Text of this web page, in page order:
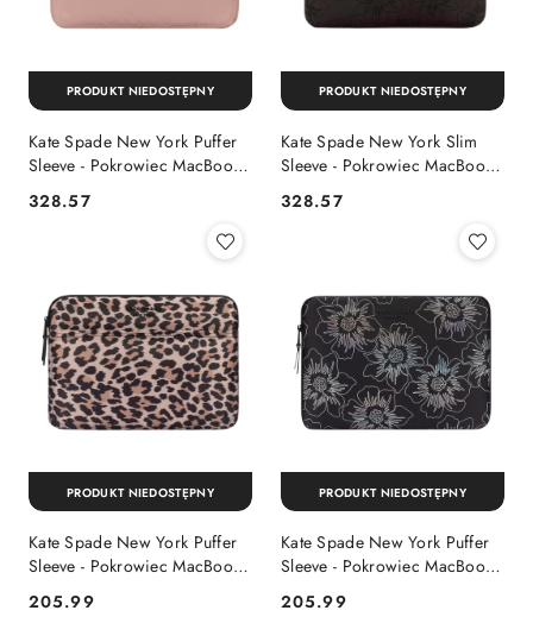
Kate Spade New York Puffer
Sleeve - Pokrowiec MacBook
(Madison Rouge Nylon)
Cena:
328.57
PRODUKT NIEDOSTĘPNY
Kate Spade New York Slim
Sleeve - Pokrowiec MacBook
Notebook 13" (Reverse
Cena:
328.57
PRODUKT NIEDOSTĘPNY
Kate Spade New York Puffer
Sleeve - Pokrowiec MacBook
Pro 14" / Notebook 14"
(Classic Leopard)
Cena:
205.99
PRODUKT NIEDOSTĘPNY
Kate Spade New York Puffer
Sleeve - Pokrowiec MacBook
Pro 14" / Notebook 14"
(Hollyhock Iridescent Black)
Cena:
205.99
PRODUKT NIEDOSTĘPNY